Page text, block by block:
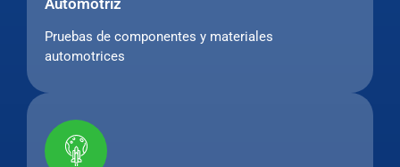
Pruebas de componentes y materiales
automotrices